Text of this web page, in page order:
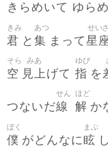
きらめいて ゆら
君
きみ
と 集
あつ
まって星
せい
空
そら
見上
みあ
げて 指
ゆび
を
つないだ線
せん
解
ほど
か
僕
ぼく
がどんなに眩
まぶ